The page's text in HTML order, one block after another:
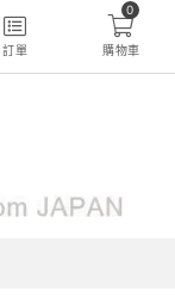
訂單
0
購物車